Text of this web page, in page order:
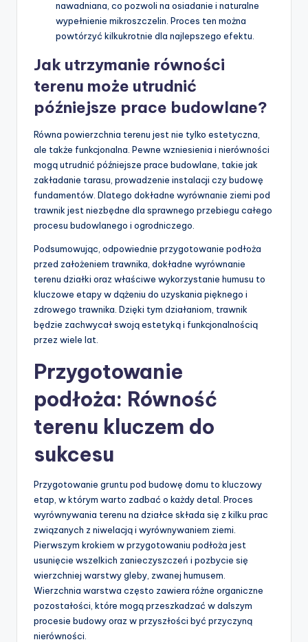
nawadniana, co pozwoli na osiadanie i naturalne
wypełnienie mikroszczelin. Proces ten można
powtórzyć kilkukrotnie dla najlepszego efektu.
Jak utrzymanie równości
terenu może utrudnić
późniejsze prace budowlane?
Równa powierzchnia terenu jest nie tylko estetyczna,
ale także funkcjonalna. Pewne wzniesienia i nierówności
mogą utrudnić późniejsze prace budowlane, takie jak
zakładanie tarasu, prowadzenie instalacji czy budowę
fundamentów. Dlatego dokładne wyrównanie ziemi pod
trawnik jest niezbędne dla sprawnego przebiegu całego
procesu budowlanego i ogrodniczego.
Podsumowując, odpowiednie przygotowanie podłoża
przed założeniem trawnika, dokładne wyrównanie
terenu działki oraz właściwe wykorzystanie humusu to
kluczowe etapy w dążeniu do uzyskania pięknego i
zdrowego trawnika. Dzięki tym działaniom, trawnik
będzie zachwycał swoją estetyką i funkcjonalnością
przez wiele lat.
Przygotowanie
podłoża: Równość
terenu kluczem do
sukcesu
Przygotowanie gruntu pod budowę domu to kluczowy
etap, w którym warto zadbać o każdy detal. Proces
wyrównywania terenu na działce składa się z kilku prac
związanych z niwelacją i wyrównywaniem ziemi.
Pierwszym krokiem w przygotowaniu podłoża jest
usunięcie wszelkich zanieczyszczeń i pozbycie się
wierzchniej warstwy gleby, zwanej humusem.
Wierzchnia warstwa często zawiera różne organiczne
pozostałości, które mogą przeszkadzać w dalszym
procesie budowy oraz w przyszłości być przyczyną
nierówności.